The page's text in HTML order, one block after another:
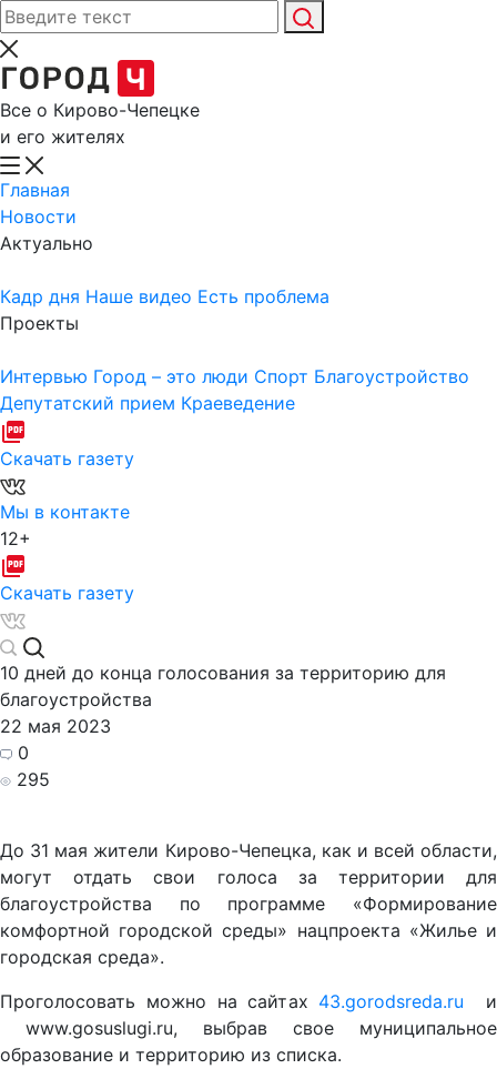
Все о Кирово-Чепецке
и его жителях
Главная
Новости
Актуально
Кадр дня Наше видео Есть проблема
Проекты
Интервью Город – это люди Спорт Благоустройство
Депутатский прием Краеведение
Скачать газету
Мы в контакте
12+
Скачать газету
10 дней до конца голосования за территорию для
благоустройства
22 мая 2023
0
295
До 31 мая жители Кирово-Чепецка, как и всей области,
могут отдать свои голоса за территории для
благоустройства по программе «Формирование
комфортной городской среды» нацпроекта «Жилье и
городская среда».
Проголосовать можно на сайтах 43.gorodsreda.ru и
www.gosuslugi.ru, выбрав свое муниципальное
образование и территорию из списка.